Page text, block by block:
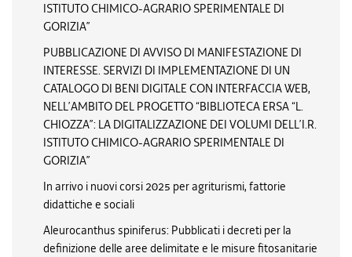
ISTITUTO CHIMICO-AGRARIO SPERIMENTALE DI
GORIZIA”
PUBBLICAZIONE DI AVVISO DI MANIFESTAZIONE DI
INTERESSE. SERVIZI DI IMPLEMENTAZIONE DI UN
CATALOGO DI BENI DIGITALE CON INTERFACCIA WEB,
NELL’AMBITO DEL PROGETTO “BIBLIOTECA ERSA “L.
CHIOZZA”: LA DIGITALIZZAZIONE DEI VOLUMI DELL’I.R.
ISTITUTO CHIMICO-AGRARIO SPERIMENTALE DI
GORIZIA”
In arrivo i nuovi corsi 2025 per agriturismi, fattorie
didattiche e sociali
Aleurocanthus spiniferus: Pubblicati i decreti per la
definizione delle aree delimitate e le misure fitosanitarie